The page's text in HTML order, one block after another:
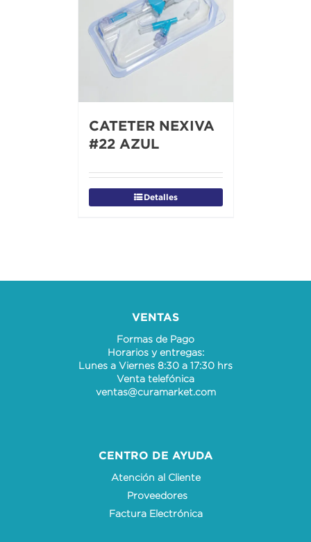
CATETER NEXIVA
#22 AZUL
Detalles
VENTAS
Formas de Pago
Horarios y entregas:
Lunes a Viernes 8:30 a 17:30 hrs
Venta telefónica
ventas@curamarket.com
CENTRO DE AYUDA
Atención al Cliente
Proveedores
Factura Electrónica